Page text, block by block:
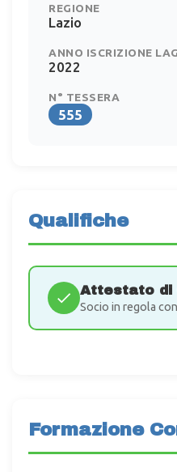
REGIONE
Lazio
ANNO ISCRIZIONE
2022
N° TESSERA
555
Qualifiche
Attestato di
Socio in regola
Formazione